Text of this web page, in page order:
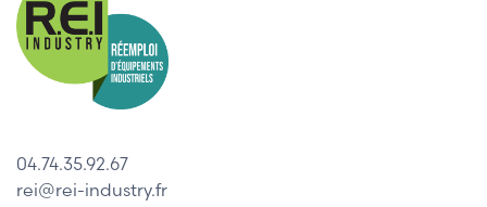
04.74.35.92.67
rei@rei-industry.fr